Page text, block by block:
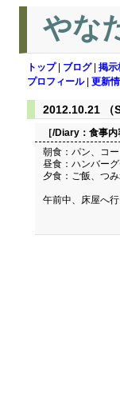
やな
トップ| ブログ| 掲示
プロフィール| 更新
2012.10.21 （
［/Diary： 食事
朝食：パン、コ
昼食：ハンバーグ
夕食：ご飯、つ
午前中、床屋へ